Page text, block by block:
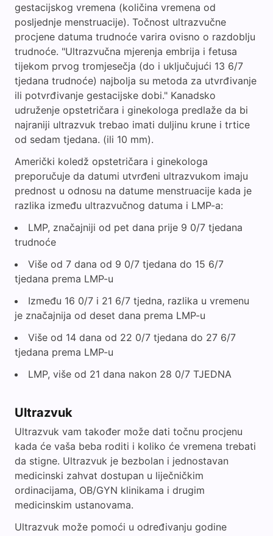
gestacijskog vremena (količina vremena od
posljednje menstruacije). Točnost ultrazvučne
procjene datuma trudnoće varira ovisno o razdoblju
trudnoće. "Ultrazvučna mjerenja embrija i fetusa
tijekom prvog tromjesečja (do i uključujući 13 6/7
tjedana trudnoće) najbolja su metoda za utvrđivanje
ili potvrđivanje gestacijske dobi." Kanadsko
udruženje opstetričara i ginekologa predlaže da bi
najraniji ultrazvuk trebao imati duljinu krune i trtice
od sedam tjedana. (ili 10 mm).
Američki koledž opstetričara i ginekologa
preporučuje da datumi utvrđeni ultrazvukom imaju
prednost u odnosu na datume menstruacije kada je
razlika između ultrazvučnog datuma i LMP-a:
LMP, značajniji od pet dana prije 9 0/7 tjedana
trudnoće
Više od 7 dana od 9 0/7 tjedana do 15 6/7
tjedana prema LMP-u
Između 16 0/7 i 21 6/7 tjedna, razlika u vremenu
je značajnija od deset dana prema LMP-u
Više od 14 dana od 22 0/7 tjedana do 27 6/7
tjedana prema LMP-u
LMP, više od 21 dana nakon 28 0/7 TJEDNA
Ultrazvuk
Ultrazvuk vam također može dati točnu procjenu
kada će vaša beba roditi i koliko će vremena trebati
da stigne. Ultrazvuk je bezbolan i jednostavan
medicinski zahvat dostupan u liječničkim
ordinacijama, OB/GYN klinikama i drugim
medicinskim ustanovama.
Ultrazvuk može pomoći u određivanju godine